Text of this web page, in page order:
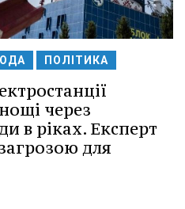
ПОЛІТИКА
через
в ріках. Експерт
для